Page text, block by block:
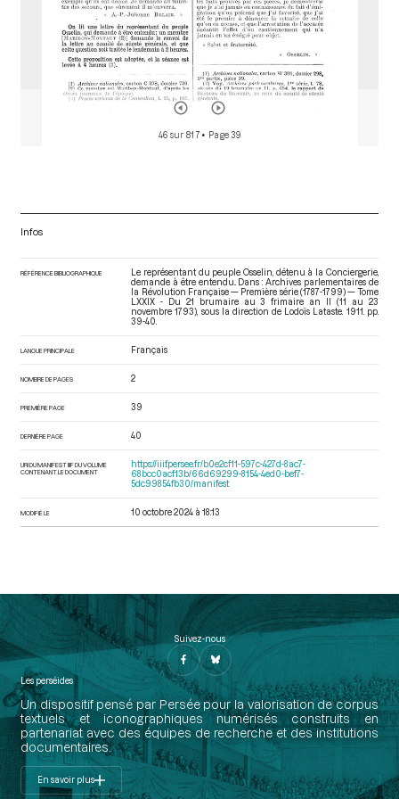
46 sur 817 • Page 39
Infos
RÉFÉRENCE BIBLIOGRAPHIQUE
Le représentant du peuple Osselin, détenu à la Conciergerie,
demande à être entendu.. Dans : Archives parlementaires de
la Révolution Française — Première série (1787-1799) — Tome
LXXIX - Du 21 brumaire au 3 frimaire an II (11 au 23
novembre 1793) , sous la direction de Lodoïs Lataste. 1911. pp.
39-40.
LANGUE PRINCIPALE Français
NOMBRE DE PAGES 2
PREMIÈRE PAGE 39
DERNIÈRE PAGE 40
URI DU MANIFEST IIIF DU VOLUME
CONTENANT LE DOCUMENT
https://iiif.persee.fr/b0e2cf11-597c-427d-8ac7-
68bcc0acf13b/66d69299-8154-4ed0-bef7-
5dc99854fb30/manifest
MODIFIÉ LE 10 octobre 2024 à 18:13
Suivez-nous
Les perséides
Un dispositif pensé par Persée pour la valorisation de corpus
textuels et iconographiques numérisés construits en
partenariat avec des équipes de recherche et des institutions
documentaires.
En savoir plus